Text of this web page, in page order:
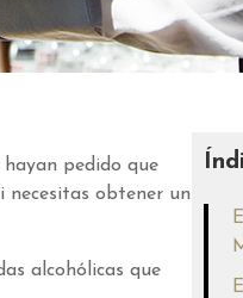
pedido que
necesitas obtener un
alcohólicas que